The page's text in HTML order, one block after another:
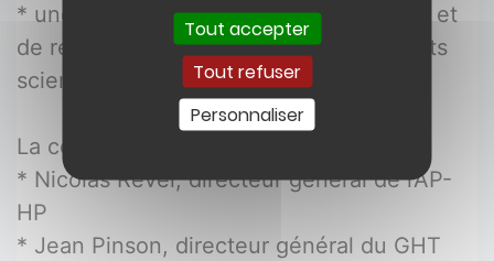
* une nouvelle dynamique de formation et
de recherche en développant des projets
scientifiques communs.
La convention a été signée par :
* Nicolas Revel, directeur général de l’AP-
HP
* Jean Pinson, directeur général du GHT
Tout accepter
Tout refuser
Personnaliser